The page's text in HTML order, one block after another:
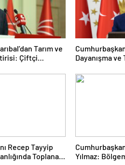
Tarım ve
Çiftçi
Dayanışma
Teklifi Gazi
Recep Tayyip
Toplanan
Yılmaz: